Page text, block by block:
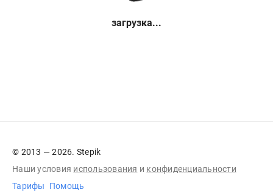
загрузка...
© 2013 — 2026. Stepik
Наши условия использования и конфиденциальности
Тарифы
Помощь